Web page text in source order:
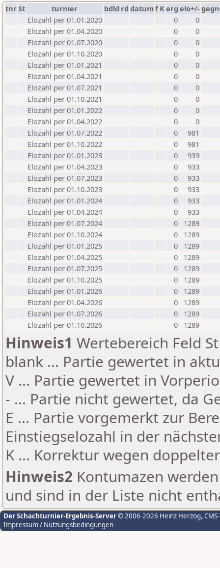
tnrSt turnier bdld rd datumf Kerg elo+/-
Elozahl per 01.01.2020
0
0
Elozahl per 01.04.2020
0
0
Elozahl per 01.07.2020
0
0
Elozahl per 01.10.2020
0
0
Elozahl per 01.01.2021
0
0
Elozahl per 01.04.2021
0
0
Elozahl per 01.07.2021
0
0
Elozahl per 01.10.2021
0
0
Elozahl per 01.01.2022
0
0
Elozahl per 01.04.2022
0
0
Elozahl per 01.07.2022
0
981
Elozahl per 01.10.2022
0
981
Elozahl per 01.01.2023
0
939
Elozahl per 01.04.2023
0
933
Elozahl per 01.07.2023
0
933
Elozahl per 01.10.2023
0
933
Elozahl per 01.01.2024
0
933
Elozahl per 01.04.2024
0
933
Elozahl per 01.07.2024
0
1289
Elozahl per 01.10.2024
0
1289
Elozahl per 01.01.2025
0
1289
Elozahl per 01.04.2025
0
1289
Elozahl per 01.07.2025
0
1289
Elozahl per 01.10.2025
0
1289
Elozahl per 01.01.2026
0
1289
Elozahl per 01.04.2026
0
1289
Elozahl per 01.07.2026
0
1289
Elozahl per 01.10.2026
0 1289
Hinweis1 Wertebereich Feld
blank ... Partie gewertet in
V ... Partie gewertet in
- ... Partie nicht gewertet, da
E ... Partie vorgemerkt zur
Einstiegselozahl in der
K ... Korrektur wegen
Hinweis2 Kontumazen
und sind in der Liste nicht
Der Schachturnier-Ergebnis-Server© 2006-2026 Heinz Herzog,
Impressum / Nutzungsbedingungen